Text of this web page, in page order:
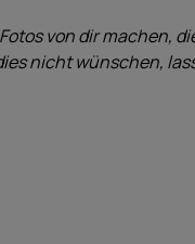
von dir machen,
nicht wünschen,